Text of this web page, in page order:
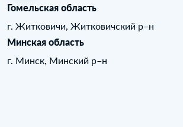
Гомельская область
г. Житковичи, Житковичский р–н
Минская область
г. Минск, Минский р–н